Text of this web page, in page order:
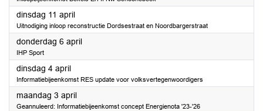
dinsdag 11 april2023
Uitnodiging inloop reconstructie Dordsestraat en Noordbargerstraat
donderdag 6 april2023
IHP Sport
dinsdag 4 april2023
Informatiebijeenkomst RES update voor volksvertegenwoordigers
maandag 3 april2023
Geannuleerd: Informatiebijeenkomst concept Energienota '23-'26